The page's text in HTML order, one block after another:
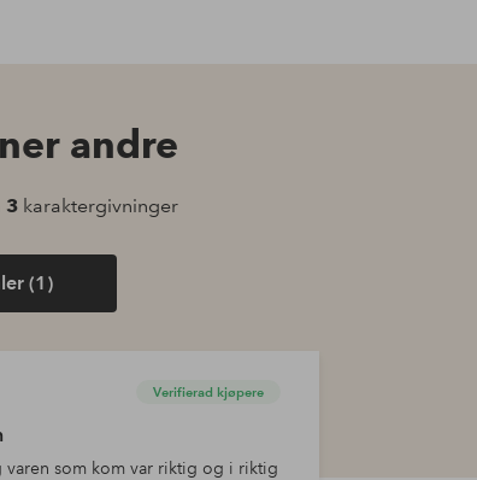
andre
3 karaktergivninger
(1)
Verifierad kjøpere
som kom var riktig og i riktig